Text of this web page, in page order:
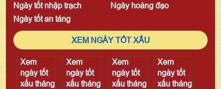
Ngày tốt nhập trạch
Ngày hoàng đạo
Ngày tốt an táng
XEM NGÀY TỐT XẤU
Xem
ngày tốt
xấu tháng
Xem
ngày tốt
xấu tháng
Xem
ngày tốt
xấu tháng
Xem
ngày tốt
xấu tháng